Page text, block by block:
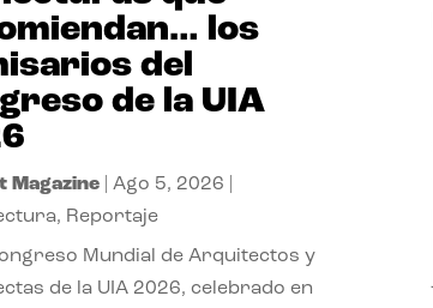
los
del
de la UIA
Magazine |Ago 5, 2026
, Reportaje
Mundial de Arquitectos y
de la UIA 2026, celebrado en